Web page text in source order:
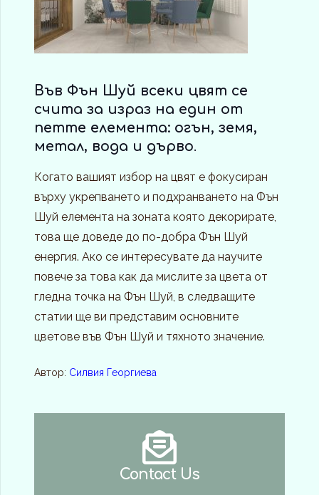
Във Фън Шуй всеки цвят се
счита за израз на един от
петте елемента: огън, земя,
метал, вода и дърво.
Когато вашият избор на цвят е фокусиран
върху укрепването и подхранването на Фън
Шуй елемента на зоната която декорирате,
това ще доведе до по-добра Фън Шуй
енергия. Ако се интересувате да научите
повече за това как да мислите за цвета от
гледна точка на Фън Шуй, в следващите
статии ще ви представим основните
цветове във Фън Шуй и тяхното значение.
Автор: Силвия Георгиева
Contact Us